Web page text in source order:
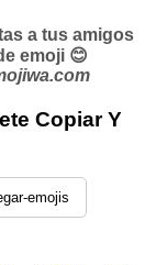
a tus amigos
emoji 😊
Copiar Y